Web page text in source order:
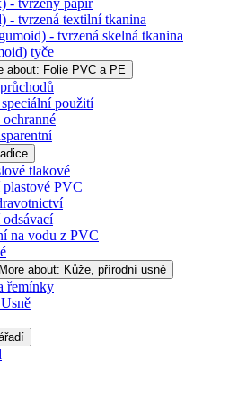
- tvrzená textilní tkanina
- tvrzená skelná tkanina
tyče
about: Folie PVC a PE
použití
tlakové
PVC
na vodu z PVC
More about: Kůže, přírodní usně
řemínky